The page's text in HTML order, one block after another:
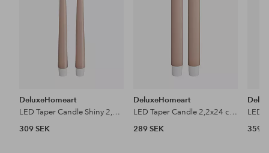
DeluxeHomeart
LED Taper Candle Shiny 2,2x28 cm 2 st
309 SEK
DeluxeHomeart
LED Taper Candle 2,2x24 cm 2 st
289 SEK
359